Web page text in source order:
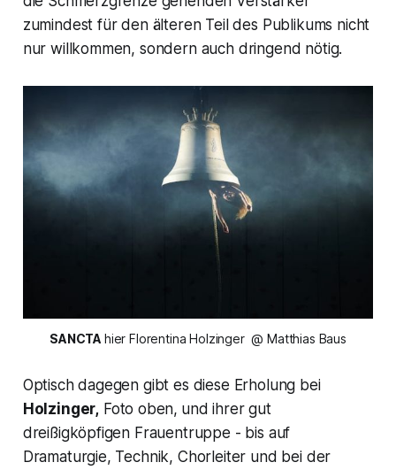
zumindest für den älteren Teil des Publikums nicht
nur willkommen, sondern auch dringend nötig.
SANCTA hier Florentina Holzinger @ Matthias Baus
Optisch dagegen gibt es diese Erholung bei
Holzinger, Foto oben, und ihrer gut
dreißigköpfigen Frauentruppe - bis auf
Dramaturgie, Technik, Chorleiter und bei der